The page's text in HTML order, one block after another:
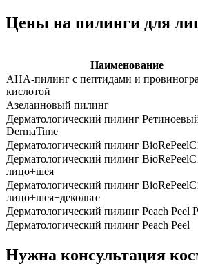
Цены на пилинги для
Наименование
AHA-пилинг с пептидами и
кислотой
Азелаиновый пилинг
Дерматологический пилинг
DermaTime
Дерматологический пилинг
Дерматологический пилинг
лицо+шея
Дерматологический пилинг
лицо+шея+декольте
Дерматологический пилинг Peach Peel
Дерматологический пилинг Peach Peel
Нужна консультация